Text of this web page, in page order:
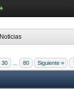
Noticias
30 80 Siguiente »